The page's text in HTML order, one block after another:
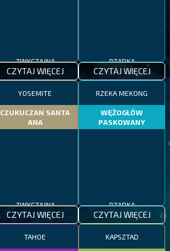
CZYTAJ WIĘCEJ CZYTAJ WIĘCEJ
YOSEMITE
CZUKUCZAN SANTA
ANA
CZYTAJ WIĘCEJ
RZEKA MEKONG
WĘŻOGŁÓW
PASKOWANY
CZYTAJ WIĘCEJ
TAHOE KAPSZTAD